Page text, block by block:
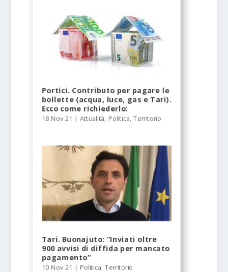
Portici. Contributo per pagare le
bollette (acqua, luce, gas e Tari).
Ecco come richiederlo:
18 Nov 21 |Attualità, Politica,Territorio
Tari. Buonajuto: “Inviati oltre
900 avvisi di diffida per mancato
pagamento”
10 Nov 21 | Politica,Territorio